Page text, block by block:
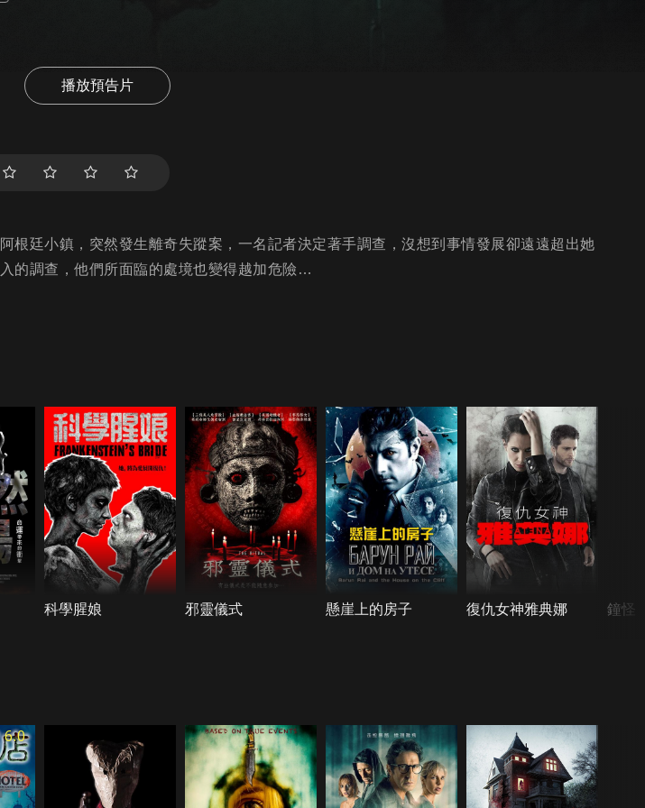
播放預告片
根廷小鎮，突然發生離奇失蹤案，一名記者決定著手調查，沒想到事情發展卻遠遠超出她
的調查，他們所面臨的處境也變得越加危險…
科學腥娘 邪靈儀式 懸崖上的房子 復仇女神雅典娜 鐘怪
6.0